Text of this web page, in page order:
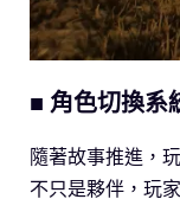
■ 角色切換系
隨著故事推進，
不只是夥伴，玩